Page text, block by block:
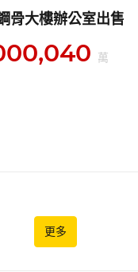
骨大樓辦公室出售
萬
更多